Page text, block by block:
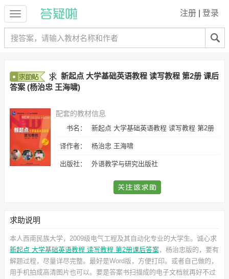
注册 登录
新起点 大学基础英语教程 读写教程 第2册 课后
答案 (杨治忠 王海啸)
配套的教材信息
书名： 新起点 大学基础英语教程 读写教程 第2册
译作者： 杨治忠 王海啸
出版社： 外语教学与研究出版社
求助说明
本人西南民族大学，2009级电气工程及其自动化专业的大学生。诚心求
新起点 大学基础英语教程 读写教程 第2册课后答案，杨治忠版的，要有
解题过程，尽量详尽完整。最好是Word版，方便打印。或者自己做的，
用手机拍成高清图片也可以。要是答案书扫描成的电子文档就再好不过